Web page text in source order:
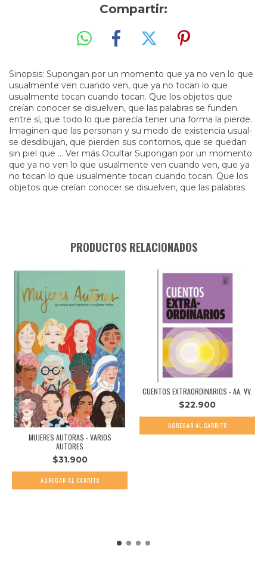
Compartir:
Sinopsis: Supongan por un momento que ya no ven lo que
usualmente ven cuando ven, que ya no tocan lo que
usualmente tocan cuando tocan. Que los objetos que
creían conocer se disuelven, que las palabras se funden
entre sí, que todo lo que parecía tener una forma la pierde.
Imaginen que las personan y su modo de existencia usual-
se desdibujan, que pierden sus contornos, que se quedan
sin piel que ... Ver más Ocultar Supongan por un momento
que ya no ven lo que usualmente ven cuando ven, que ya
no tocan lo que usualmente tocan cuando tocan. Que los
objetos que creían conocer se disuelven, que las palabras
PRODUCTOS RELACIONADOS
MUJERES AUTORAS - VARIOS
AUTORES
$31.900
CUENTOS EXTRAORDINARIOS - AA. VV.
$22.900